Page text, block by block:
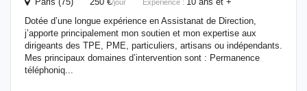
/jour Expérience :
Dotée d’une longue expérience en Assistanat de Direction,
j’apporte principalement mon soutien et mon expertise aux
dirigeants des TPE, PME, particuliers, artisans ou indépendants.
Mes principaux domaines d’intervention sont : Permanence
téléphoniq...